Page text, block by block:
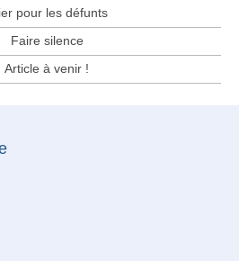
pour les défunts
Faire silence
Article à venir !